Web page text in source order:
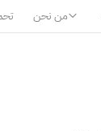
من نحن